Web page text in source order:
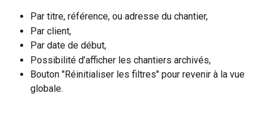
Par titre, référence, ou adresse du chantier,
Par client,
Par date de début,
Possibilité d’afficher les chantiers archivés,
Bouton "Réinitialiser les filtres" pour revenir à la vue
globale.